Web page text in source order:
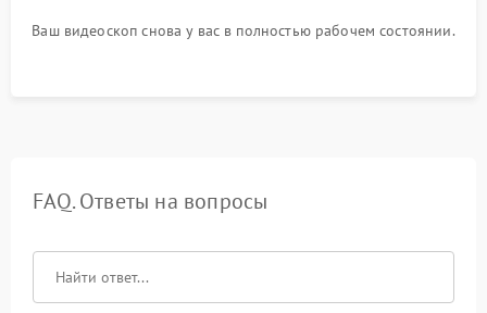
Ваш видеоскоп снова у вас в полностью рабочем состоянии.
FAQ. Ответы на вопросы